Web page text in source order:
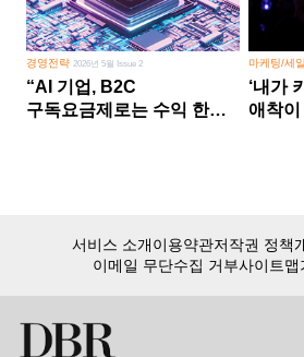
경영전략 2026년 5월 Issue 2
“AI 기업, B2C
구독요금제로는 수익 한계
마케팅/세
‘내가
애착이
서비스 소개이용약관저작권 정책
이메일 무단수집 거부사이트맵